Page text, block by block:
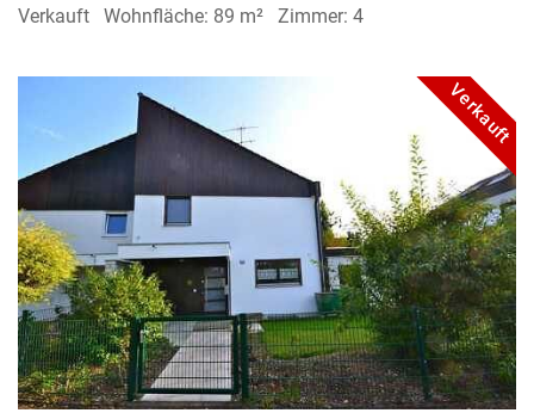
Verkauft Wohnfläche: 89 m² Zimmer: 4
Verkauft